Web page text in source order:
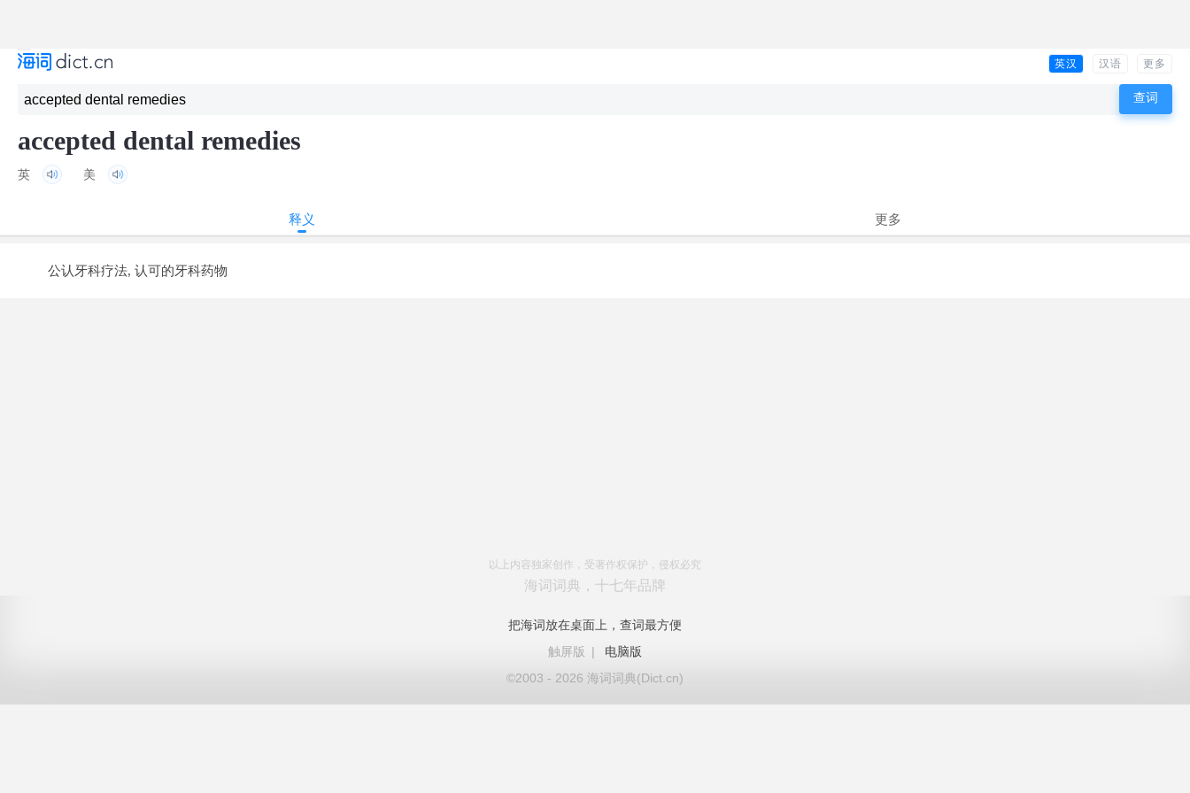
英汉 汉语 更多
accepted dental remedies
英 美
释义 更多
公认牙科疗法, 认可的牙科药物
以上内容独家创作，受著作权保护，侵权必究
海词词典，十七年品牌
把海词放在桌面上，查词最方便
触屏版
|
电脑版
©2003 - 2026 海词词典(Dict.cn)